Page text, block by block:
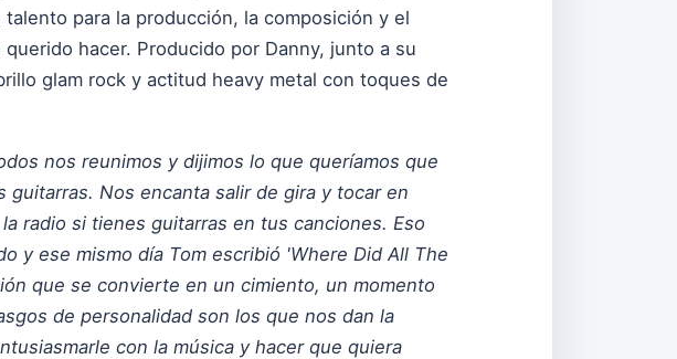
para la producción, la composición y el
hacer. Producido por Danny, junto a su
glam rock y actitud heavy metal con toques de
nos reunimos y dijimos lo que queríamos que
Nos encanta salir de gira y tocar en
radio si tienes guitarras en tus canciones. Eso
y ese mismo día Tom escribió 'Where Did All The
que se convierte en un cimiento, un momento
de personalidad son los que nos dan la
con la música y hacer que quiera